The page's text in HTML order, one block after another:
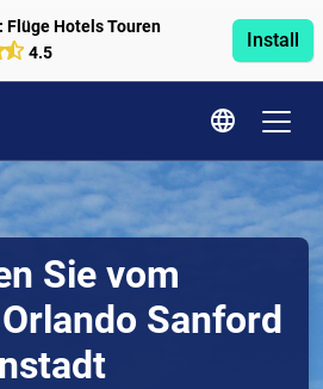
Flüge Hotels Touren
4.5
Install
Sie vom
Sanford